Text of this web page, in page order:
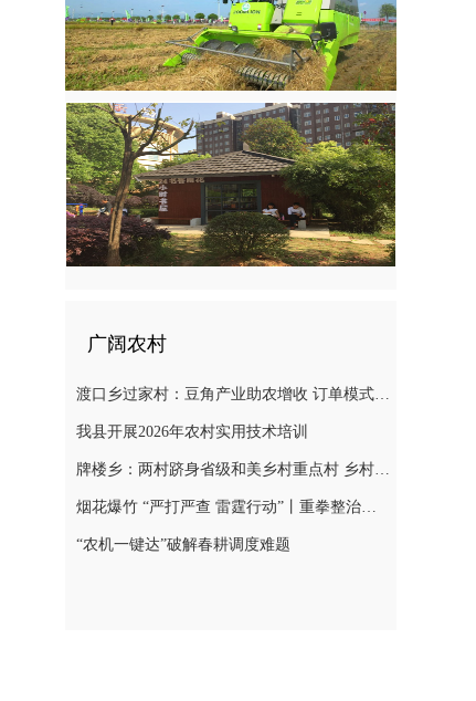
广阔农村
渡口乡过家村：豆角产业助农增收 订单模式铺就致富路
我县开展2026年农村实用技术培训
牌楼乡：两村跻身省级和美乡村重点村 乡村振兴迎来“加速跑”
烟花爆竹 “严打严查 雷霆行动”丨重拳整治非法储存烟花爆竹 筑牢辖区安全防线
“农机一键达”破解春耕调度难题